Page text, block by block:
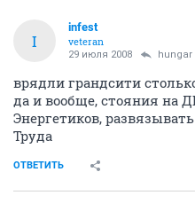
I
infest
veteran
29 июля 2008 hungar
врядли грандсити
да и вообще, стояния на
Энергетиков,
Труда
ОТВЕТИТЬ